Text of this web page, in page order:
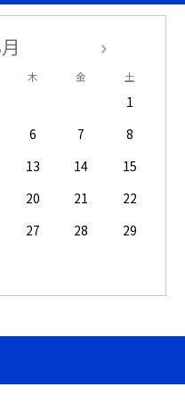
木 金 土
1
6 7
8
13 14
15
20 21
22
27 28
29